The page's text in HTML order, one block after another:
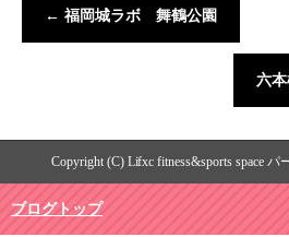
← 福岡城ラボ 舞鶴公園
六
Copyright (C) Lifxc fitness&sports space
ブログトップ